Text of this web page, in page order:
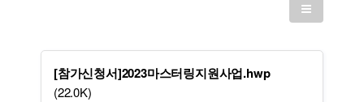
[참가신청서]2023마스터링지원사업.hwp
(22.0K)